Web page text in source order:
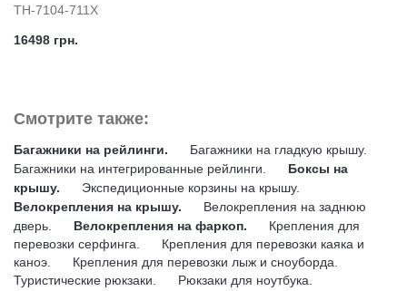
TH-7104-711X
16498 грн.
Смотрите также:
Багажники на рейлинги.
Багажники на гладкую крышу.
Багажники на интегрированные рейлинги.
Боксы на
крышу.
Экспедиционные корзины на крышу.
Велокрепления на крышу.
Велокрепления на заднюю
дверь.
Велокрепления на фаркоп.
Крепления для
перевозки серфинга.
Крепления для перевозки каяка и
каноэ.
Крепления для перевозки лыж и сноуборда.
Туристические рюкзаки.
Рюкзаки для ноутбука.